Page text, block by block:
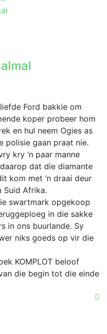
Ford bakkie om
koper probeer hom
en hul neem Ogies as
polisie gaan praat nie.
kry ‘n paar manne
dat die diamante
kom met ‘n draai deur
Suid Afrika.
swartmark opgekoop
in die sakke
in ons buurlande. Sy
niks goeds op vir die
KOMPLOT beloof
die begin tot die einde